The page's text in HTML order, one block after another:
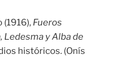
(1916), Fueros
Ledesma y Alba de
históricos. (Onís